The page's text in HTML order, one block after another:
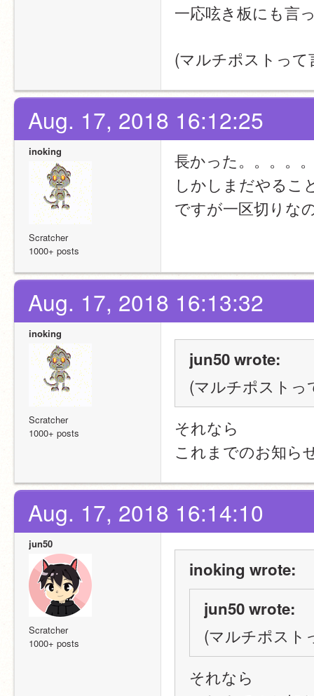
一応呟き板にも言
(マルチポストっ
Aug. 17, 2018 16:12:25
inoking
Scratcher
1000+ posts
長かった。。。。
しかしまだやるこ
ですが一区切りな
Aug. 17, 2018 16:13:32
inoking
Scratcher
1000+ posts
jun50 wrote:
(マルチポストっ
それなら
これまでのお知ら
Aug. 17, 2018 16:14:10
jun50
Scratcher
1000+ posts
inoking wrote:
jun50 wrote:
(マルチポスト
それなら